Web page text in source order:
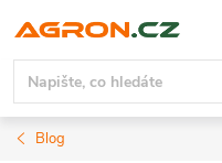
na
obsah
Blog